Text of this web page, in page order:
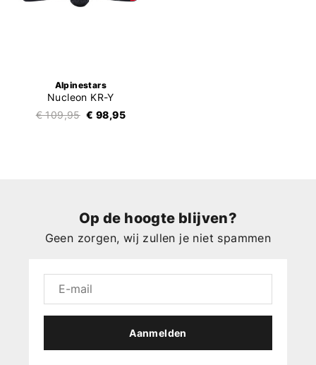
Alpinestars
Nucleon KR-Y
€ 109,95 € 98,95
Op de hoogte blijven?
Geen zorgen, wij zullen je niet spammen
Aanmelden